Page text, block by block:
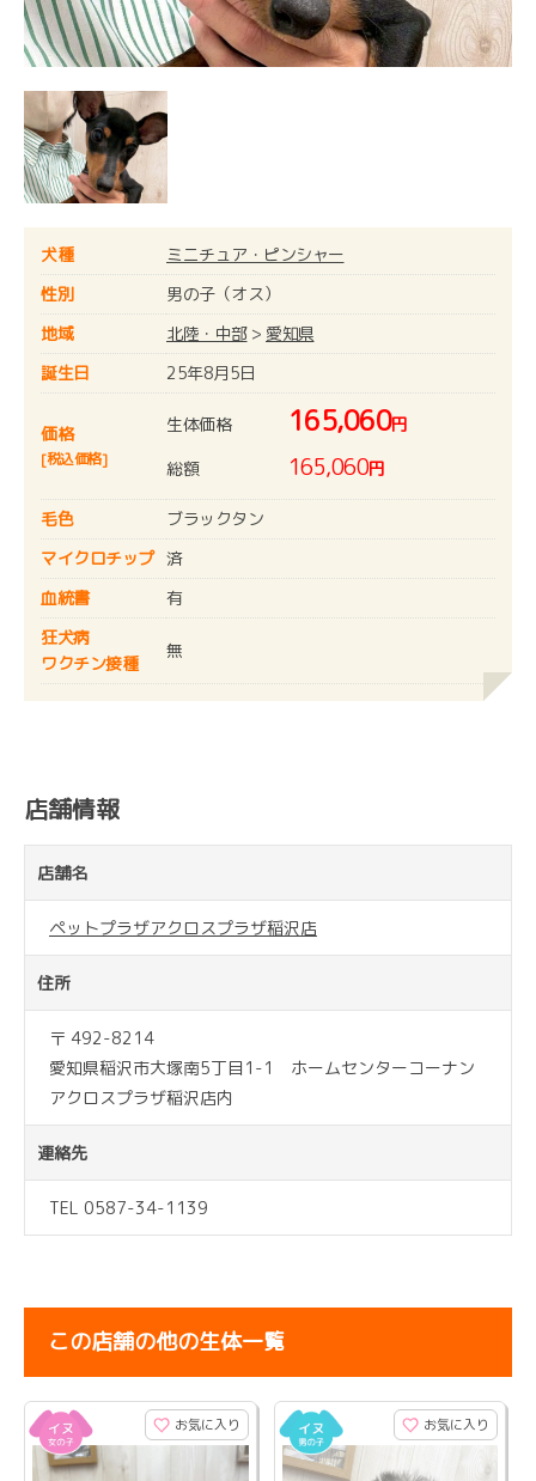
犬種
ミニチュア・ピンシャー
性別
男の子（オス）
地域
北陸・中部> 愛知県
誕生日
25年8月5日
価格
[税込価格]
生体価格 165,060円
総額
165,060円
毛色
ブラックタン
マイクロチップ 済
血統書
有
狂犬病
ワクチン接種
無
店舗情報
店舗名
ペットプラザアクロスプラザ稲沢店
住所
〒 492-8214
愛知県稲沢市大塚南5丁目1-1 ホームセンターコーナン
アクロスプラザ稲沢店内
連絡先
TEL 0587-34-1139
この店舗の他の生体一覧
お気に入り お気に入り